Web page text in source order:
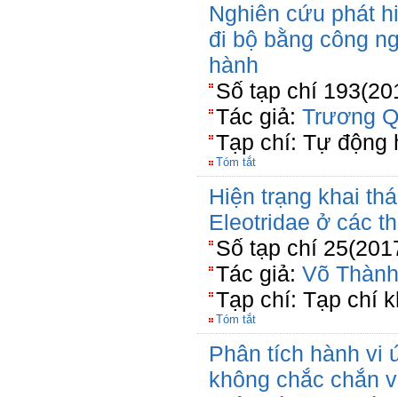
Nghiên cứu phát
đi bộ bằng công
hành
Số tạp chí
Tác giả: Trương
Tạp chí: Tự động
Tóm tắt
Hiện trạng khai
Eleotridae ở các
Số tạp chí
Tác giả: Võ
Tạp chí: Tạp chí
Tóm tắt
Phân tích hành vi
không chắc chắn